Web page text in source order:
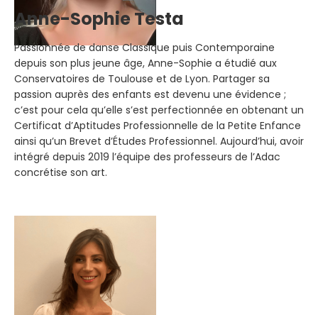
Anne-Sophie Testa
Passionnée de danse Classique puis Contemporaine
depuis son plus jeune âge, Anne-Sophie a étudié aux
Conservatoires de Toulouse et de Lyon. Partager sa
passion auprès des enfants est devenu une évidence ;
c’est pour cela qu’elle s’est perfectionnée en obtenant un
Certificat d’Aptitudes Professionnelle de la Petite Enfance
ainsi qu’un Brevet d’Études Professionnel. Aujourd’hui, avoir
intégré depuis 2019 l’équipe des professeurs de l’Adac
concrétise son art.